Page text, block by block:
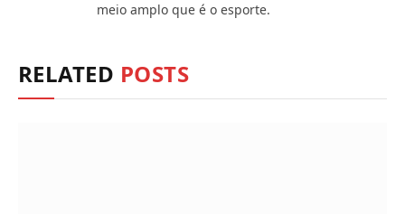
meio amplo que é o esporte.
RELATED POSTS